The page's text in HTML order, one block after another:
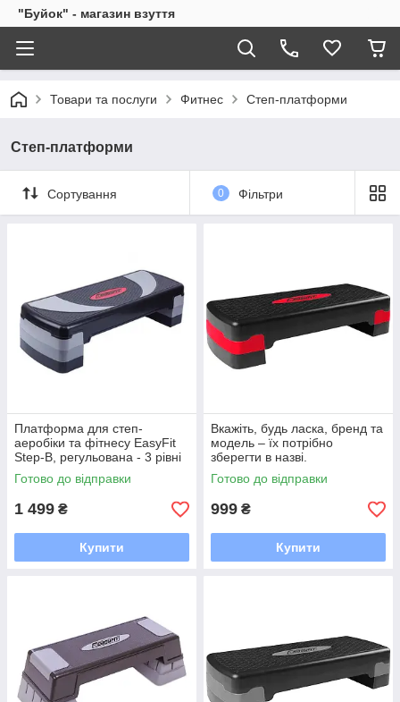
"Буйок" - магазин взуття
Товари та послуги Фитнес Степ-платформи
Степ-платформи
Сортування 0 Фільтри
Платформа для степ-
аеробіки та фітнесу EasyFit
Step-B, регульована - 3 рівні
Готово до відправки
1 499 ₴
Купити
Вкажіть, будь ласка, бренд та
модель – їх потрібно
зберегти в назві.
Готово до відправки
999 ₴
Купити